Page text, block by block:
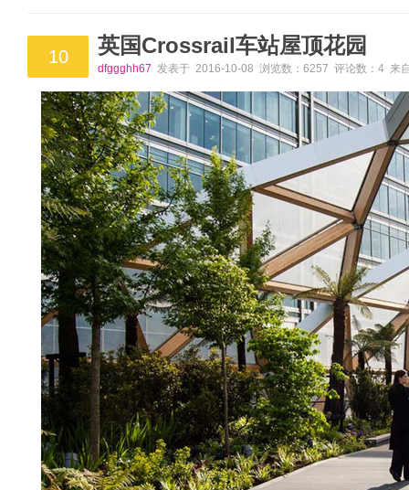
10 英国Crossrail车站屋顶花园
dfggghh67 发表于 2016-10-08 浏览数：6257 评论数：4 来